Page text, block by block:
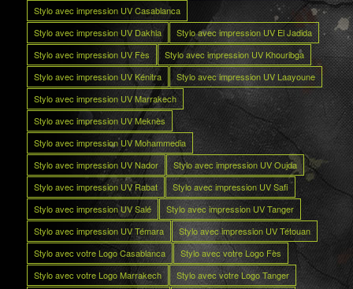
Stylo avec impression UV Casablanca
Stylo avec impression UV Dakhla
Stylo avec impression UV El Jadida
Stylo avec impression UV Fès
Stylo avec impression UV Khouribga
Stylo avec impression UV Kénitra
Stylo avec impression UV Laayoune
Stylo avec impression UV Marrakech
Stylo avec impression UV Meknès
Stylo avec impression UV Mohammedia
Stylo avec impression UV Nador
Stylo avec impression UV Oujda
Stylo avec impression UV Rabat
Stylo avec impression UV Safi
Stylo avec impression UV Salé
Stylo avec impression UV Tanger
Stylo avec impression UV Témara
Stylo avec impression UV Tétouan
Stylo avec votre Logo Casablanca
Stylo avec votre Logo Fès
Stylo avec votre Logo Marrakech
Stylo avec votre Logo Tanger